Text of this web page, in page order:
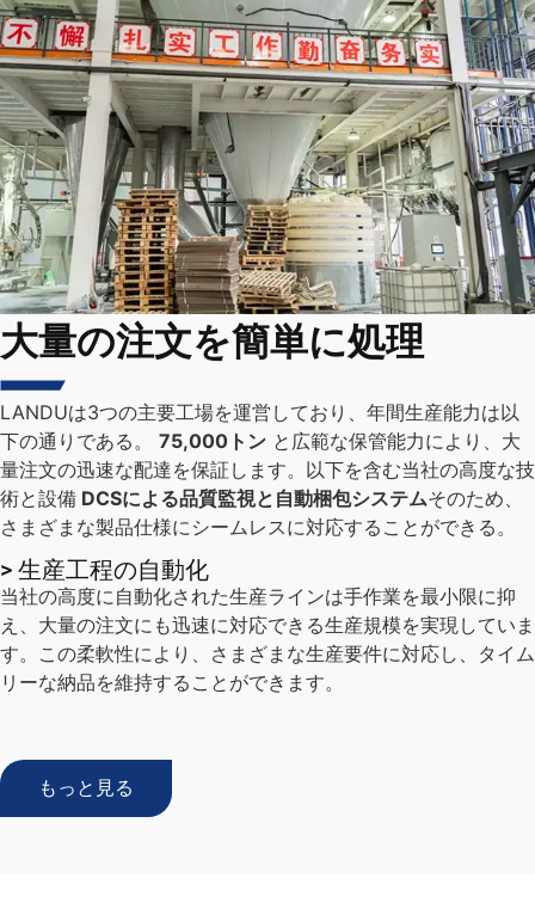
大量の注文を簡単に処理
LANDUは3つの主要工場を運営しており、年間生産能力は以
下の通りである。 75,000トン と広範な保管能力により、大
量注文の迅速な配達を保証します。以下を含む当社の高度な技
術と設備 DCSによる品質監視と自動梱包システムそのため、
さまざまな製品仕様にシームレスに対応することができる。
> 生産工程の自動化
当社の高度に自動化された生産ラインは手作業を最小限に抑
え、大量の注文にも迅速に対応できる生産規模を実現していま
す。この柔軟性により、さまざまな生産要件に対応し、タイム
リーな納品を維持することができます。
もっと見る